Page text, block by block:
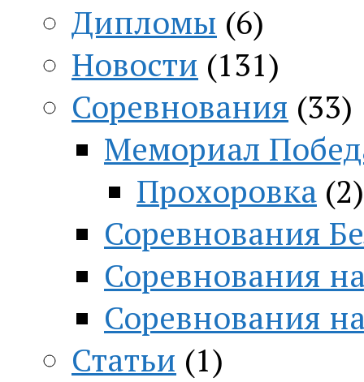
Дипломы (6)
Новости (131)
Соревнования (33)
Мемориал
Прохоровка (2)
Соревнования
Соревнования
Соревнования
Статьи (1)